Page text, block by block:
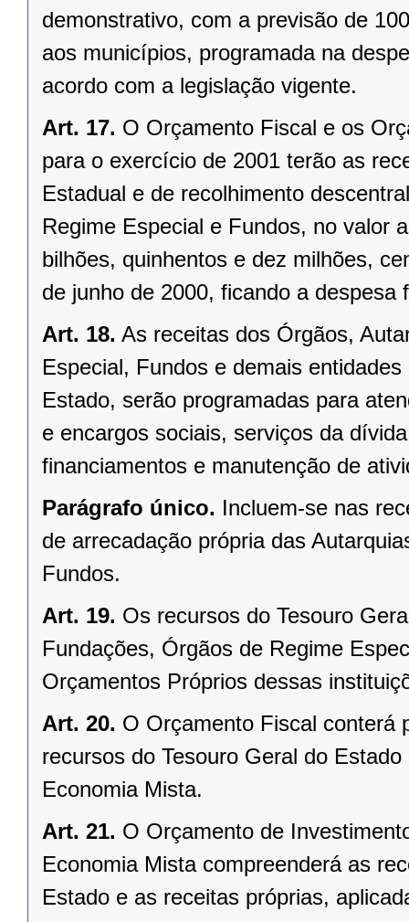
demonstrativo, com a previsão de
aos municípios, programada na
acordo com a legislação vigente.
Art. 17. O Orçamento Fiscal e os
para o exercício de 2001 terão as
Estadual e de recolhimento
Regime Especial e Fundos, no valor
bilhões, quinhentos e dez milhões,
de junho de 2000, ficando a despesa
Art. 18. As receitas dos Órgãos,
Especial, Fundos e demais
Estado, serão programadas para
e encargos sociais, serviços da
financiamentos e manutenção de
Parágrafo único. Incluem-se nas
de arrecadação própria das
Fundos.
Art. 19. Os recursos do Tesouro
Fundações, Órgãos de Regime
Orçamentos Próprios dessas
Art. 20. O Orçamento Fiscal conterá
recursos do Tesouro Geral do
Economia Mista.
Art. 21. O Orçamento de
Economia Mista compreenderá as
Estado e as receitas próprias,